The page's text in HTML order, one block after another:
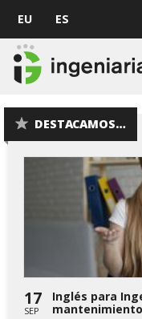
EU ES
DESTACAMOS…
17
SEP
Inglés para